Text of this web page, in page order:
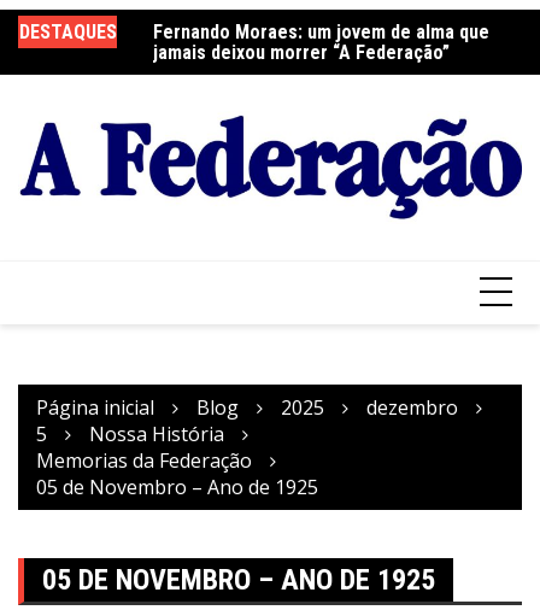
para
o
DESTAQUES
a Festa do
Fernando Moraes: um jovem de alma que
jamais deixou morrer “A Federação”
Página inicial Blog 2025
dezembro
5
Nossa História
Memorias da Federação
05 de Novembro – Ano de 1925
05 DE NOVEMBRO – ANO DE 1925